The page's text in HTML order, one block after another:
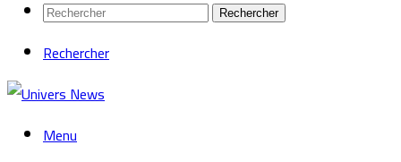
Rechercher
Rechercher
Menu